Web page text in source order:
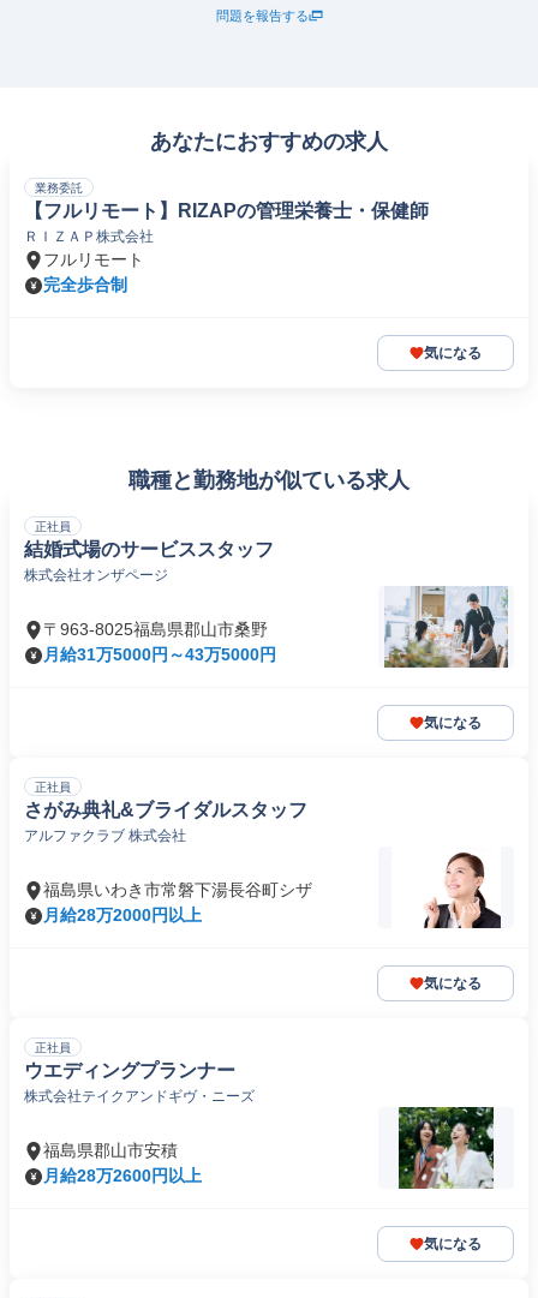
問題を報告する
あなたにおすすめの求人
業務委託
【フルリモート】RIZAPの管理栄養士・保健師
ＲＩＺＡＰ株式会社
フルリモート
完全歩合制
気になる
職種と勤務地が似ている求人
正社員
結婚式場のサービススタッフ
株式会社オンザページ
〒963-8025福島県郡山市桑野
月給31万5000円～43万5000円
気になる
正社員
さがみ典礼&ブライダルスタッフ
アルファクラブ 株式会社
福島県いわき市常磐下湯長谷町シザ
月給28万2000円以上
気になる
正社員
ウエディングプランナー
株式会社テイクアンドギヴ・ニーズ
福島県郡山市安積
月給28万2600円以上
気になる